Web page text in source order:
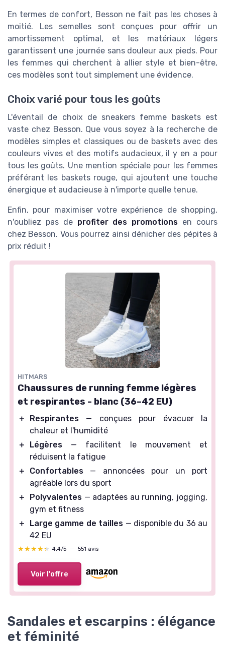
En termes de confort, Besson ne fait pas les choses à
moitié. Les semelles sont conçues pour offrir un
amortissement optimal, et les matériaux légers
garantissent une journée sans douleur aux pieds. Pour
les femmes qui cherchent à allier style et bien-être,
ces modèles sont tout simplement une évidence.
Choix varié pour tous les goûts
L'éventail de choix de sneakers femme baskets est
vaste chez Besson. Que vous soyez à la recherche de
modèles simples et classiques ou de baskets avec des
couleurs vives et des motifs audacieux, il y en a pour
tous les goûts. Une mention spéciale pour les femmes
préférant les baskets rouge, qui ajoutent une touche
énergique et audacieuse à n'importe quelle tenue.
Enfin, pour maximiser votre expérience de shopping,
n'oubliez pas de profiter des promotions en cours
chez Besson. Vous pourrez ainsi dénicher des pépites à
prix réduit !
HITMARS
Chaussures de running femme légères
et respirantes - blanc (36–42 EU)
＋ Respirantes — conçues pour évacuer la
chaleur et l'humidité
＋
Légères — facilitent le mouvement et
réduisent la fatigue
＋
Confortables — annoncées pour un port
agréable lors du sport
＋
Polyvalentes — adaptées au running, jogging,
gym et fitness
＋
Large gamme de tailles — disponible du 36 au
42 EU
★★★★★
★★★★★ 4,4/5 — 551 avis
Voir l'offre
Sandales et escarpins : élégance
et féminité